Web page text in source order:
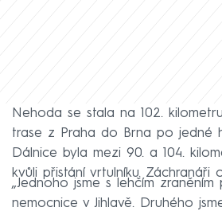
Nehoda se stala na 102.
trase z Praha do Brna po jedné
Dálnice byla mezi 90. a 104.
kvůli přistání vrtulníku. Záchranáři
„Jednoho jsme s lehčím zraněním
nemocnice v Jihlavě. Druhého